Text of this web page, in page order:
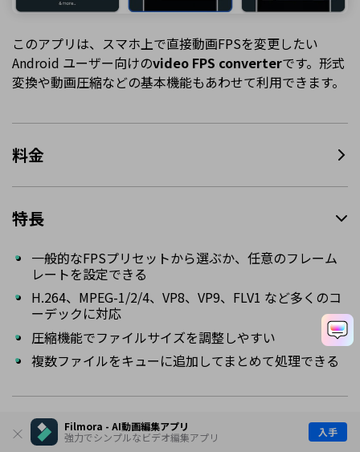
Filmora - AI動画編集アプリ
強力でシンプルなビデオ編集アプリ
入手
このアプリは、スマホ上で直接動画FPSを変更したい
Android ユーザー向けのvideo FPS converterです。形式
変換や動画圧縮などの基本機能もあわせて利用できます。
料金
特長
一般的なFPSプリセットから選ぶか、任意のフレーム
レートを設定できる
H.264、MPEG-1/2/4、VP8、VP9、FLV1 など多くのコ
ーデックに対応
圧縮機能でファイルサイズを調整しやすい
複数ファイルをキューに追加してまとめて処理できる
メリット・デメリット